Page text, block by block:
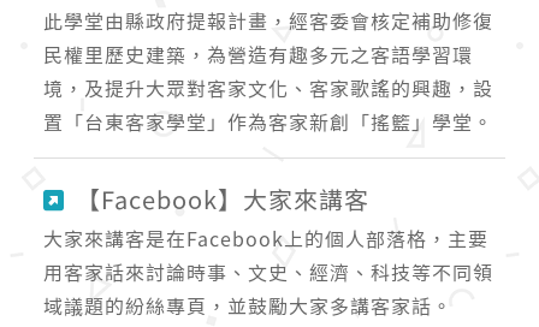
此學堂由縣政府提報計畫，經客委會核定補助修復
民權里歷史建築，為營造有趣多元之客語學習環
境，及提升大眾對客家文化、客家歌謠的興趣，設
置「台東客家學堂」作為客家新創「搖籃」學堂。
【Facebook】大家來講客
大家來講客是在Facebook上的個人部落格，主要
用客家話來討論時事、文史、經濟、科技等不同領
域議題的紛絲專頁，並鼓勵大家多講客家話。